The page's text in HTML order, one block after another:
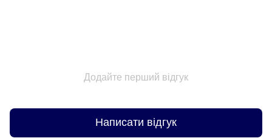
Додайте перший відгук
Написати відгук